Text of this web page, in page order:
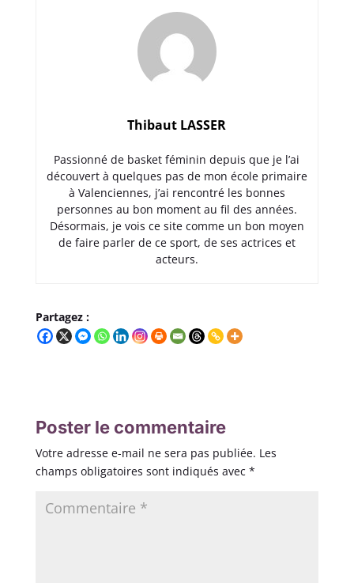
Thibaut LASSER
Passionné de basket féminin depuis que je l’ai
découvert à quelques pas de mon école primaire
à Valenciennes, j’ai rencontré les bonnes
personnes au bon moment au fil des années.
Désormais, je vois ce site comme un bon moyen
de faire parler de ce sport, de ses actrices et
acteurs.
Partagez :
Poster le commentaire
Votre adresse e-mail ne sera pas publiée. Les
champs obligatoires sont indiqués avec *